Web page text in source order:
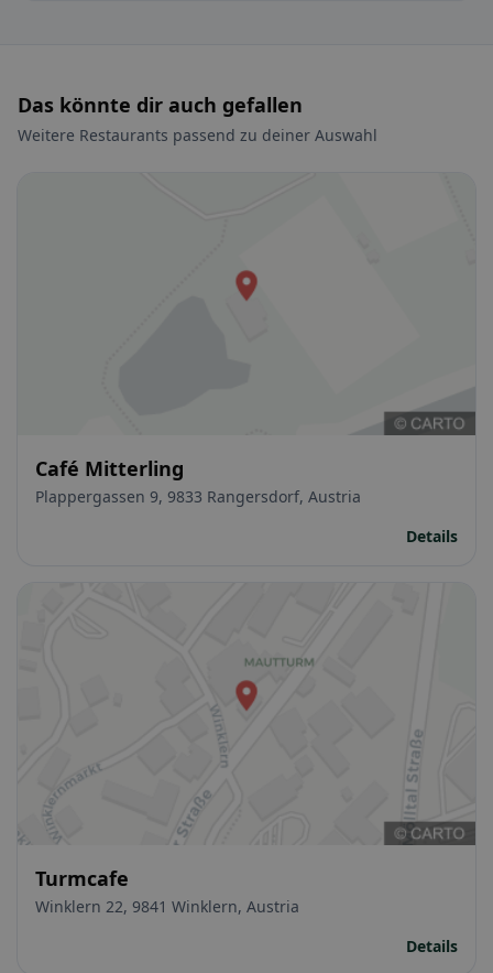
Das könnte dir auch gefallen
Weitere Restaurants passend zu deiner Auswahl
Café Mitterling
Plappergassen 9, 9833 Rangersdorf, Austria
Details
Turmcafe
Winklern 22, 9841 Winklern, Austria
Details